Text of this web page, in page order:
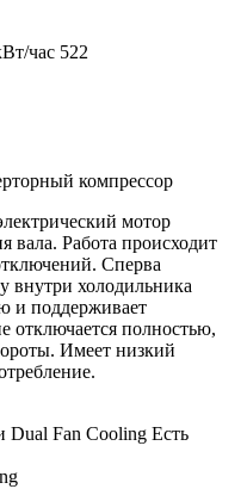
час 522
компрессор
мотор
вала. Работа происходит
Сперва
внутри холодильника
и поддерживает
отключается полностью,
Имеет низкий
Dual Fan Cooling Есть